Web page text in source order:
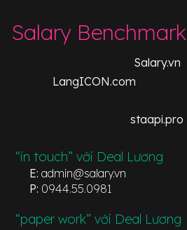
Salary
Salary.vn
LangICON.com
staapi.pro
“in touch” với Deal Lương
E: admin@salary.vn
P: 0944.55.0981
“paper work” với Deal Lương